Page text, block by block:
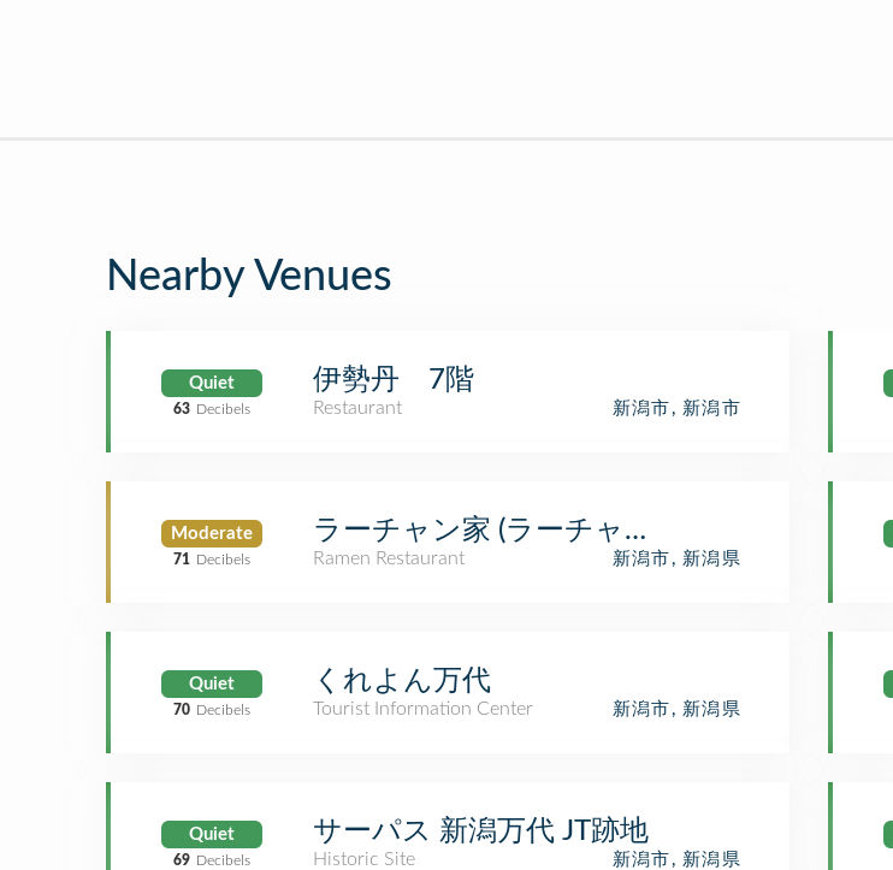
Nearby Venues
Quiet
63 Decibels
伊勢丹 7階
Restaurant 新潟市, 新潟市
Moderate
71 Decibels
ラーチャン家 (ラーチャン家 バスセンター店)
Ramen Restaurant 新潟市, 新潟県
Quiet
70 Decibels
くれよん万代
Tourist Information Center 新潟市, 新潟県
Quiet
69 Decibels
サーパス 新潟万代 JT跡地
Historic Site 新潟市, 新潟県